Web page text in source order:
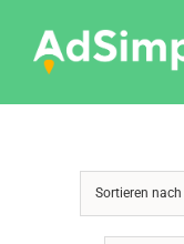
content
Sortieren nach